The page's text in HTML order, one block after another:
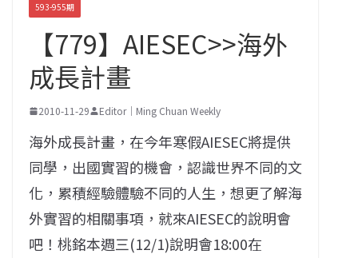
593-955期
【779】AIESEC>>海外
成長計畫
2010-11-29 Editor｜Ming Chuan Weekly
海外成長計畫，在今年寒假AIESEC將提供
同學，出國實習的機會，認識世界不同的文
化，累積經驗體驗不同的人生，想更了解海
外實習的相關事項，就來AIESEC的說明會
吧！桃銘本週三(12/1)說明會18:00在